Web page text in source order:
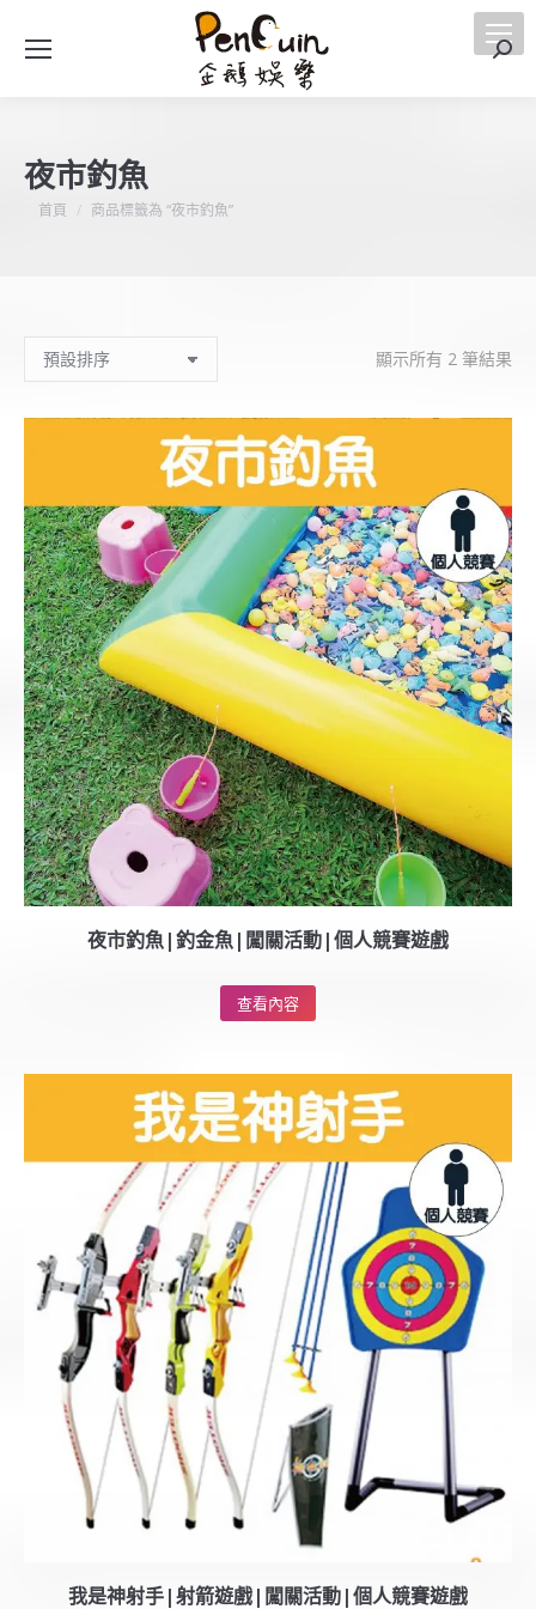
搜
夜市釣魚
您在這裡：
首頁 商品標籤為 “夜市釣魚”
顯示所有 2 筆結果
夜市釣魚|釣金魚|闖關活動|個人競賽遊戲
查看內容
我是神射手|射箭遊戲|闖關活動|個人競賽遊戲